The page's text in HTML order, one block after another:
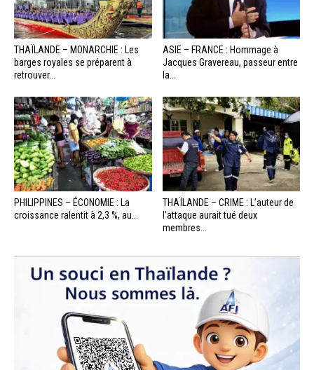
THAÏLANDE – MONARCHIE : Les
barges royales se préparent à
retrouver...
ASIE – FRANCE : Hommage à
Jacques Gravereau, passeur entre
la...
PHILIPPINES – ÉCONOMIE : La
croissance ralentit à 2,3 %, au...
THAÏLANDE – CRIME : L’auteur de
l’attaque aurait tué deux
membres...